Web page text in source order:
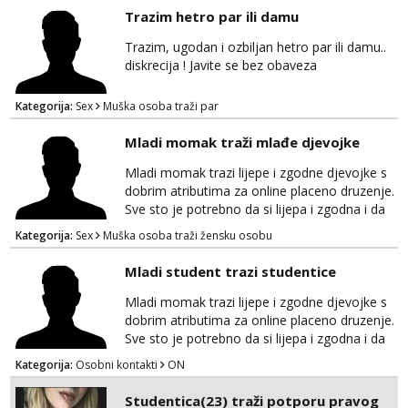
dogovor na whapp/viber/sms! 099 746 2081
Trazim hetro par ili damu
Trazim, ugodan i ozbiljan hetro par ili damu..
diskrecija ! Javite se bez obaveza
Kategorija: Sex Muška osoba traži par
Mladi momak traži mlađe djevojke
Mladi momak trazi lijepe i zgodne djevojke s
dobrim atributima za online placeno druzenje.
Sve sto je potrebno da si lijepa i zgodna i da
imas dobre atribute. Diskrecija zajamčena i
naravno nagrada za tebe. Javiti se mozete na
gmail nepoznatn45@gmail.com ili na telegram
@nepoznatnetko. Ili ako ima koji decko da bi
razmijenio slike ili videa djevojkama koje
posjeduje ili poznaje neku neka se javi t...
Kategorija: Sex Muška osoba traži žensku osobu
Mladi student trazi studentice
Mladi momak trazi lijepe i zgodne djevojke s
dobrim atributima za online placeno druzenje.
Sve sto je potrebno da si lijepa i zgodna i da
imas dobre atribute. Diskrecija zajamčena i
naravno nagrada za tebe. Javiti se mozete na
gmail nepoznatn45@gmail.com ili na telegram
Kategorija: Osobni kontakti ON
Studentica(23) traži potporu pravog